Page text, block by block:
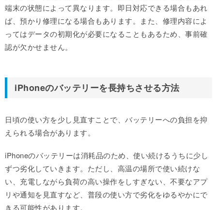
端末の状態によって異なります。即日対応できる場合もあれ
ば、預かり修理になる場合もあります。また、修理内容によ
ってはデータの初期化が必要になることもあるため、事前確
認が欠かせません。
iPhoneのバッテリーを長持ちさせる方法
日頃の使い方を少し見直すことで、バッテリーへの負担を抑
えられる場合があります。
iPhoneのバッテリーは消耗品のため、使い続けるうちに少し
ずつ劣化していきます。ただし、高温の場所で使い続けな
い、充電しながら負荷の高い操作をしすぎない、不要なアプ
リや通知を見直すなど、普段の使い方で劣化をゆるやかにで
きる可能性があります。